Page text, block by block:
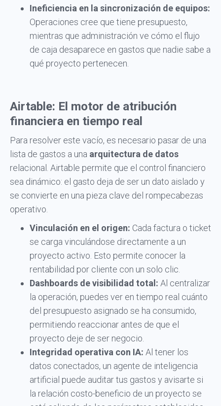
Ineficiencia en la sincronización de equipos:
Operaciones cree que tiene presupuesto,
mientras que administración ve cómo el flujo
de caja desaparece en gastos que nadie sabe a
qué proyecto pertenecen.
Airtable: El motor de atribución
financiera en tiempo real
Para resolver este vacío, es necesario pasar de una
lista de gastos a una arquitectura de datos
relacional. Airtable permite que el control financiero
sea dinámico: el gasto deja de ser un dato aislado y
se convierte en una pieza clave del rompecabezas
operativo.
Vinculación en el origen: Cada factura o ticket
se carga vinculándose directamente a un
proyecto activo. Esto permite conocer la
rentabilidad por cliente con un solo clic.
Dashboards de visibilidad total: Al centralizar
la operación, puedes ver en tiempo real cuánto
del presupuesto asignado se ha consumido,
permitiendo reaccionar antes de que el
proyecto deje de ser negocio.
Integridad operativa con IA: Al tener los
datos conectados, un agente de inteligencia
artificial puede auditar tus gastos y avisarte si
la relación costo-beneficio de un proyecto se